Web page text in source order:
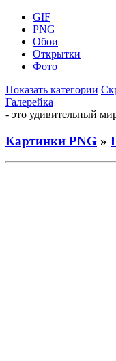
GIF
PNG
Обои
Открытки
Фото
Показать категории
Галерейка
- это удивительный
Картинки PNG »